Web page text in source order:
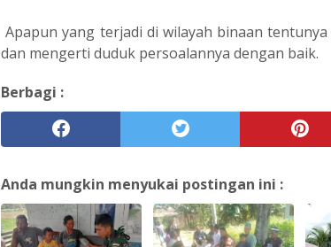
Apapun yang terjadi di wilayah binaan
dan mengerti duduk persoalannya dengan baik.
Berbagi :
Anda mungkin menyukai postingan ini :